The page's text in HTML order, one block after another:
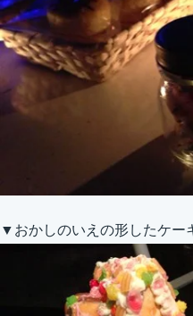
▼おかしのいえの形したケー